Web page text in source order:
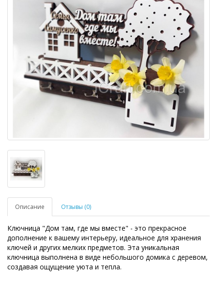
Описание Отзывы (0)
Ключница "Дом там, где мы вместе" - это прекрасное
дополнение к вашему интерьеру, идеальное для хранения
ключей и других мелких предметов. Эта уникальная
ключница выполнена в виде небольшого домика с деревом,
создавая ощущение уюта и тепла.